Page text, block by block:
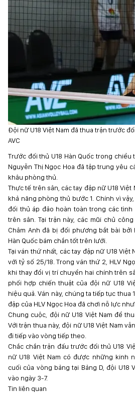
Đội nữ U18 Việt Nam đã thua trận trước
AVC
Trước đối thủ U18 Hàn Quốc trong chiều
Nguyễn Thị Ngọc Hoa đã tập trung yêu
khâu phòng thủ.
Thực tế trên sân, các tay đập nữ U18
khả năng phòng thủ bước 1. Chính vì
đối thủ áp đảo hoàn toàn trong các
trên sân. Tại trận này, các mũi chủ
Châm Anh đã bị đối phương bắt bài bởi
Hàn Quốc bám chắn tốt trên lưới.
Tại ván thứ nhất, các tay đập nữ U18 Việt
với tỷ số 25/18. Trong ván thứ 2, HLV
khi thay đổi vị trí chuyền hai chính trên
phối hợp chiến thuật của đội nữ U18
hiệu quả. Ván này, chúng ta tiếp tục thua
đập của HLV Ngọc Hoa đã chơi nỗ lực
Chung cuộc, đội nữ U18 Việt Nam để
Với trận thua này, đội nữ U18 Việt Nam
đi tiếp vào vòng tiếp theo.
Chắc chắn trận đấu trước đối thủ U18
nữ U18 Việt Nam có được những kinh
cuối của vòng bảng tại Bảng D, đội U18
vào ngày 3-7.
Tin liên quan